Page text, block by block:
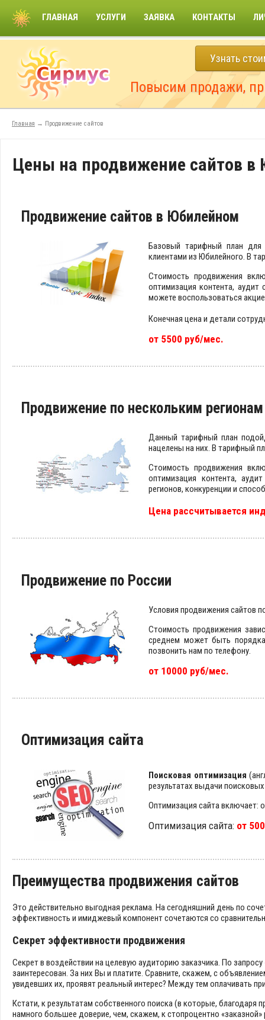
ГЛАВНАЯ УСЛУГИ ЗАЯВКА КОНТАКТЫ
Повысим продажи,
Узнать
Главная → Продвижение сайтов
Цены на продвижение сайтов
Продвижение сайтов в Юбилейном
Базовый тарифный план
клиентами из Юбилейного. В
Стоимость продвижения
оптимизация контента,
можете воспользоваться
Конечная цена и детали
от 5500 руб/мес.
Продвижение по нескольким регионам
Данный тарифный план
нацелены на них. В тарифный
Стоимость продвижения
оптимизация контента,
регионов, конкуренции и
Цена рассчитывается
Продвижение по России
Условия продвижения сайтов
Стоимость продвижения
среднем может быть
позвонить нам по телефону.
от 10000 руб/мес.
Оптимизация сайта
Поисковая оптимизация
результатах выдачи
Оптимизация сайта включает:
Оптимизация сайта: от
Преимущества продвижения сайтов
Это действительно выгодная реклама. На сегодняшний день по
эффективность и имиджевый компонент сочетаются со
Секрет эффективности продвижения
Секрет в воздействии на целевую аудиторию заказчика. По запросу
заинтересован. За них Вы и платите. Сравните, скажем, с
увидевших их, проявят реальный интерес? Между тем оплачивать
Кстати, к результатам собственного поиска (в которые,
намного большее доверие, чем, скажем, к стопроцентно «заказной»